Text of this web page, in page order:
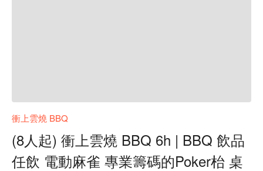
衝上雲燒 BBQ
(8人起) 衝上雲燒 BBQ 6h | BBQ 飲品
任飲 電動麻雀 專業籌碼的Poker枱 桌